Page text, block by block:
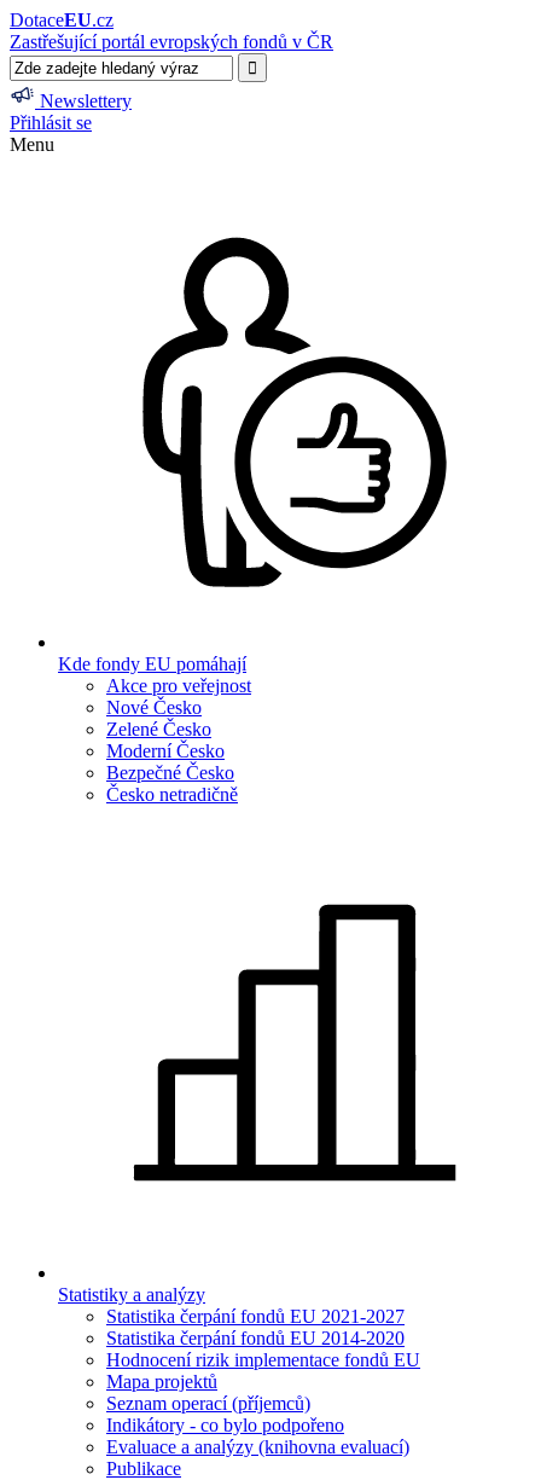
DotaceEU.cz
Zastřešující portál evropských fondů v ČR
Newslettery
Přihlásit se
Menu
Kde fondy EU pomáhají
Akce pro veřejnost
Nové Česko
Zelené Česko
Moderní Česko
Bezpečné Česko
Česko netradičně
Statistiky a analýzy
Statistika čerpání fondů EU 2021-2027
Statistika čerpání fondů EU 2014-2020
Hodnocení rizik implementace fondů EU
Mapa projektů
Seznam operací (příjemců)
Indikátory - co bylo podpořeno
Evaluace a analýzy (knihovna evaluací)
Publikace